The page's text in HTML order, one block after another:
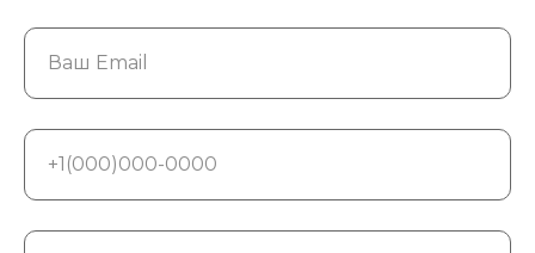
Ваш Email
+1(000)000-0000